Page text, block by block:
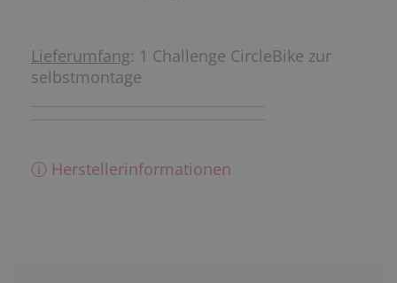
Lieferumfang: 1 Challenge CircleBike zur
selbstmontage
ⓘ Herstellerinformationen